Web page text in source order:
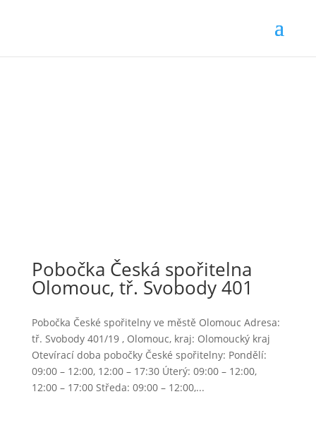
Pobočka Česká spořitelna
Olomouc, tř. Svobody 401
Pobočka České spořitelny ve městě Olomouc Adresa:
tř. Svobody 401/19 , Olomouc, kraj: Olomoucký kraj
Otevírací doba pobočky České spořitelny: Pondělí:
09:00 – 12:00, 12:00 – 17:30 Úterý: 09:00 – 12:00,
12:00 – 17:00 Středa: 09:00 – 12:00,...